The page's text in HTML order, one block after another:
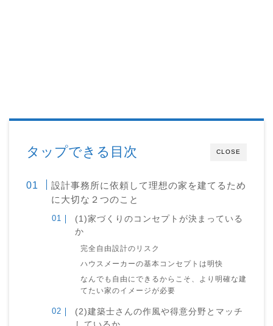
CLOSE
タップできる目次
設計事務所に依頼して理想の家を建てるため
に大切な２つのこと
(1)家づくりのコンセプトが決まっている
か
完全自由設計のリスク
ハウスメーカーの基本コンセプトは明快
なんでも自由にできるからこそ、より明確な建
てたい家のイメージが必要
(2)建築士さんの作風や得意分野とマッチ